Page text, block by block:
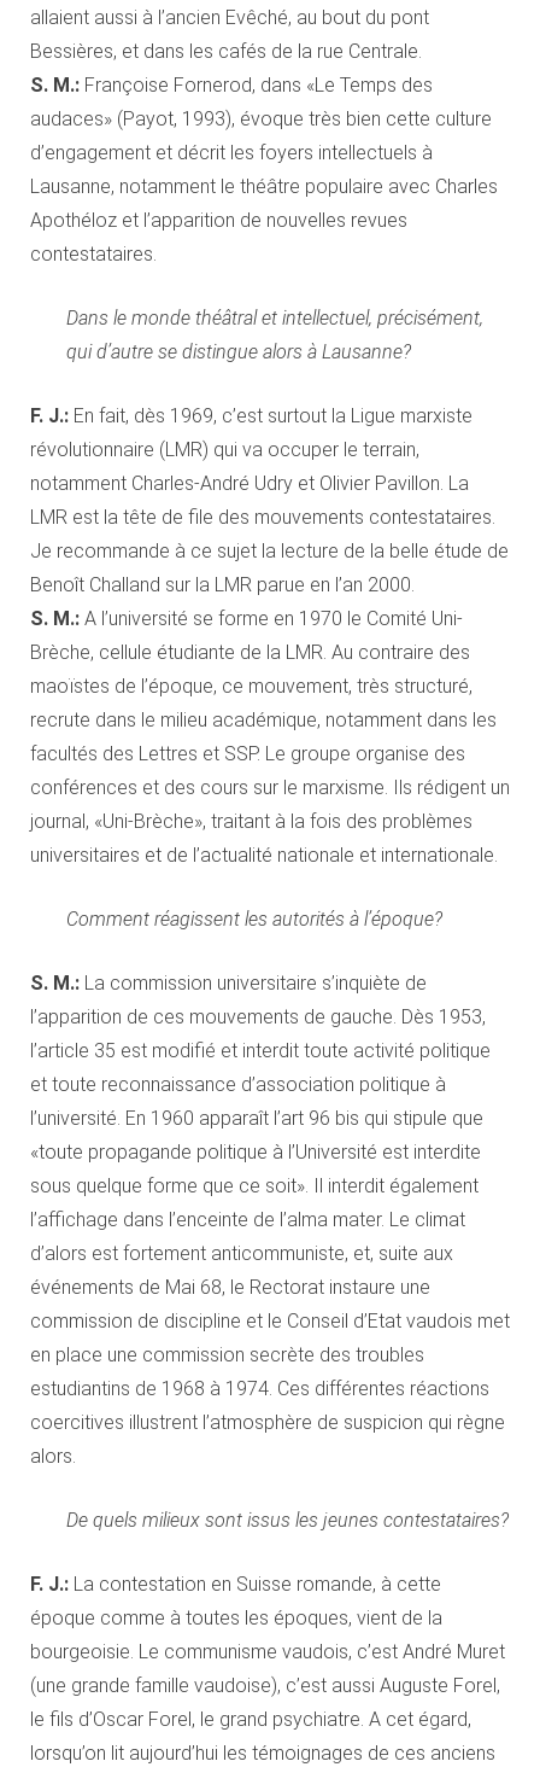
allaient aussi à l’ancien Evêché, au bout du pont
Bessières, et dans les cafés de la rue Centrale.
S. M.: Françoise Fornerod, dans «Le Temps des
audaces» (Payot, 1993), évoque très bien cette culture
d’engagement et décrit les foyers intellectuels à
Lausanne, notamment le théâtre populaire avec Charles
Apothéloz et l’apparition de nouvelles revues
contestataires.
Dans le monde théâtral et intellectuel, précisément,
qui d’autre se distingue alors à Lausanne?
F. J.: En fait, dès 1969, c’est surtout la Ligue marxiste
révolutionnaire (LMR) qui va occuper le terrain,
notamment Charles-André Udry et Olivier Pavillon. La
LMR est la tête de file des mouvements contestataires.
Je recommande à ce sujet la lecture de la belle étude de
Benoît Challand sur la LMR parue en l’an 2000.
S. M.: A l’université se forme en 1970 le Comité Uni-
Brèche, cellule étudiante de la LMR. Au contraire des
maoïstes de l’époque, ce mouvement, très structuré,
recrute dans le milieu académique, notamment dans les
facultés des Lettres et SSP. Le groupe organise des
conférences et des cours sur le marxisme. Ils rédigent un
journal, «Uni-Brèche», traitant à la fois des problèmes
universitaires et de l’actualité nationale et internationale.
Comment réagissent les autorités à l’époque?
S. M.: La commission universitaire s’inquiète de
l’apparition de ces mouvements de gauche. Dès 1953,
l’article 35 est modifié et interdit toute activité politique
et toute reconnaissance d’association politique à
l’université. En 1960 apparaît l’art 96 bis qui stipule que
«toute propagande politique à l’Université est interdite
sous quelque forme que ce soit». Il interdit également
l’affichage dans l’enceinte de l’alma mater. Le climat
d’alors est fortement anticommuniste, et, suite aux
événements de Mai 68, le Rectorat instaure une
commission de discipline et le Conseil d’Etat vaudois met
en place une commission secrète des troubles
estudiantins de 1968 à 1974. Ces différentes réactions
coercitives illustrent l’atmosphère de suspicion qui règne
alors.
De quels milieux sont issus les jeunes contestataires?
F. J.: La contestation en Suisse romande, à cette
époque comme à toutes les époques, vient de la
bourgeoisie. Le communisme vaudois, c’est André Muret
(une grande famille vaudoise), c’est aussi Auguste Forel,
le fils d’Oscar Forel, le grand psychiatre. A cet égard,
lorsqu’on lit aujourd’hui les témoignages de ces anciens